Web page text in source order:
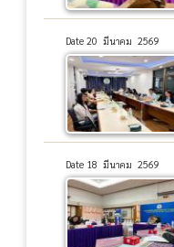
Date 20 มีนาคม 2569
Date 18 มีนาคม 2569